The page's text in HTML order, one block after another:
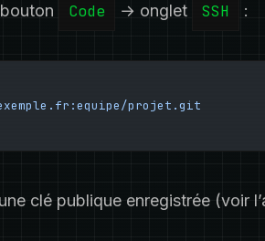
Code → onglet SSH :
projet.git
clé publique enregistrée (voir